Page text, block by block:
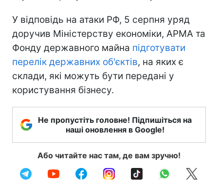
У відповідь на атаки РФ, 5 серпня уряд
доручив Міністерству економіки, АРМА та
Фонду державного майна підготувати
перелік державних об'єктів, на яких є
склади, які можуть бути передані у
користування бізнесу.
Не пропустіть головне! Підпишіться на
наші оновлення в Google!
Або читайте нас там, де вам зручно!